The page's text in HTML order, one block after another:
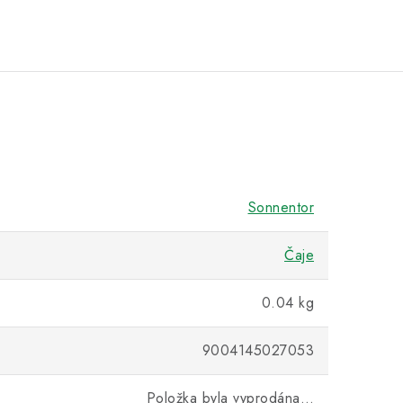
Sonnentor
Čaje
0.04 kg
9004145027053
Položka byla vyprodána…